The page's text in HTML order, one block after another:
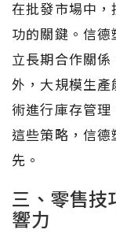
在批發市場中
功的關鍵。信
立長期合作關
外，大規模生產
術進行庫存管理
這些策略，信
先。
三、零售技
響力